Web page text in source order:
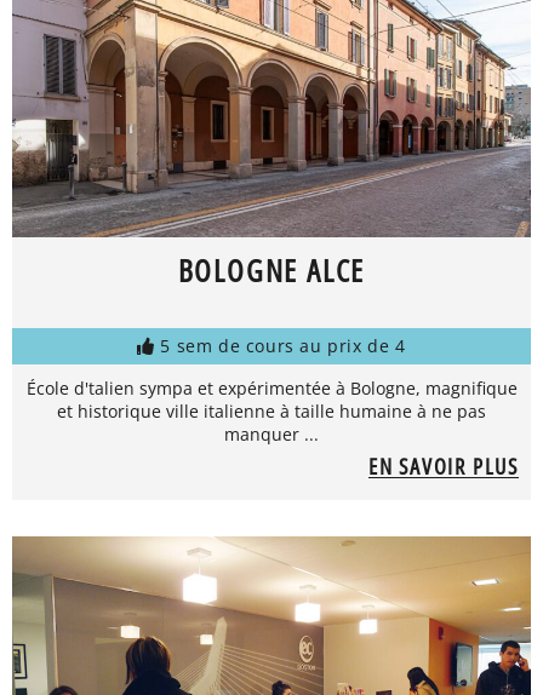
BOLOGNE ALCE
5 sem de cours au prix de 4
École d'talien sympa et expérimentée à Bologne, magnifique
et historique ville italienne à taille humaine à ne pas
manquer ...
EN SAVOIR PLUS